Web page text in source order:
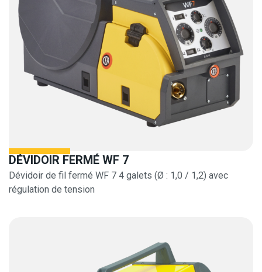
DÉVIDOIR FERMÉ WF 7
Dévidoir de fil fermé WF 7 4 galets (Ø : 1,0 / 1,2) avec
régulation de tension